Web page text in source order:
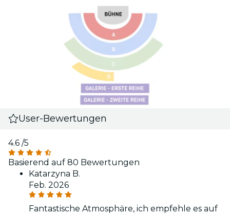
User-Bewertungen
4.6 /5
Basierend auf 80 Bewertungen
Katarzyna B.
Feb. 2026
Fantastische Atmosphäre, ich empfehle es auf